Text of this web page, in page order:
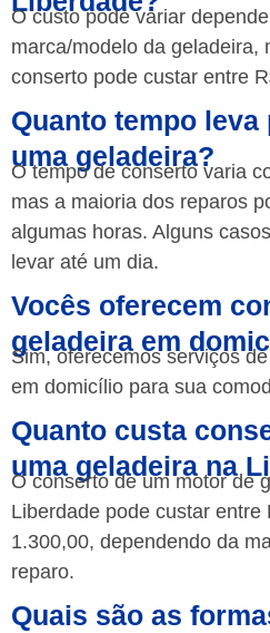
O custo pode variar
marca/modelo da geladeira,
conserto pode custar entre
Quanto tempo
uma geladeira?
O tempo de conserto varia
mas a maioria dos reparos
algumas horas. Alguns
levar até um dia.
Vocês oferecem
geladeira em
Sim, oferecemos serviços
em domicílio para sua
Quanto custa
uma geladeira na
O conserto de um motor de
Liberdade pode custar entre
1.300,00, dependendo da
reparo.
Quais são as